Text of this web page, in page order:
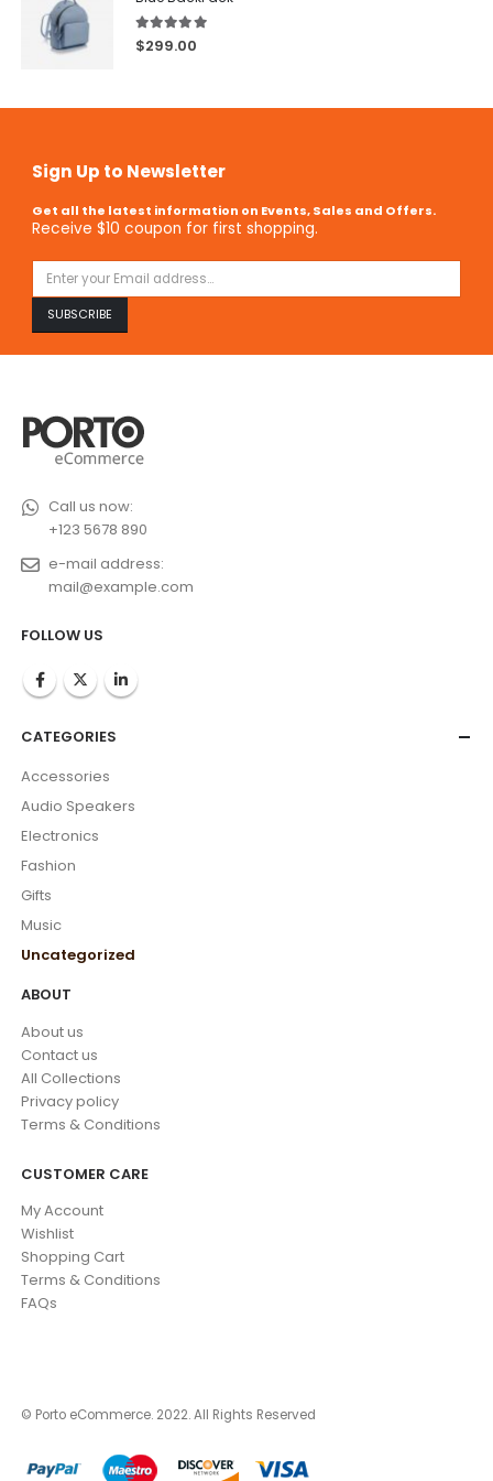
5.00out of 5
$299.00
Sign Up to Newsletter
Get all the latest information on Events, Sales and Offers.
Receive $10 coupon for first shopping.
Call us now:
+123 5678 890
e-mail address:
mail@example.com
FOLLOW US
CATEGORIES
Accessories
Audio Speakers
Electronics
Fashion
Gifts
Music
Uncategorized
ABOUT
About us
Contact us
All Collections
Privacy policy
Terms & Conditions
CUSTOMER CARE
My Account
Wishlist
Shopping Cart
Terms & Conditions
FAQs
© Porto eCommerce. 2022. All Rights Reserved